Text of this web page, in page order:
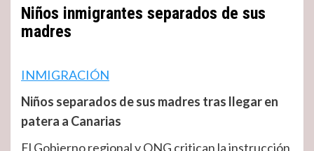
Niños inmigrantes separados de sus
madres
INMIGRACIÓN
Niños separados de sus madres tras llegar en
patera a Canarias
El Gobierno regional y ONG critican la instrucción